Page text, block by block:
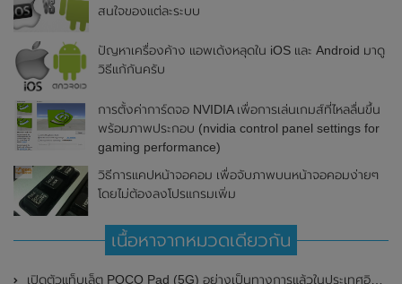
สนใจของแต่ละระบบ
ปัญหาเครื่องค้าง แอพเด้งหลุดใน iOS และ Android มาดู
วิธีแก้กันครับ
การตั้งค่าการ์ดจอ NVIDIA เพื่อการเล่นเกมส์ที่ไหลลื่นขึ้น
พร้อมภาพประกอบ (nvidia control panel settings for
gaming performance)
วิธีการแคปหน้าจอคอม เพื่อจับภาพบนหน้าจอคอมง่ายๆ
โดยไม่ต้องลงโปรแกรมเพิ่ม
เนื้อหาจากหมวดเดียวกัน
เปิดตัวแท็บเล็ต POCO Pad (5G) อย่างเป็นทางการแล้วในประเทศอินเดีย มาพร้อมชิปเซ็ต Snapdragon 7s Gen 2 ของ Qualcomm และรองรับเครือข่าย 5G